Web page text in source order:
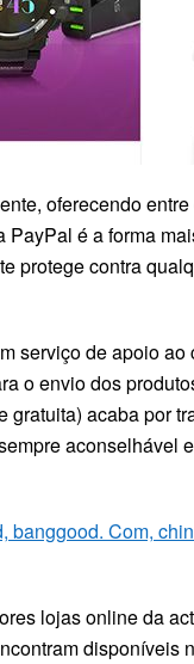
oferecendo
é a forma
protege contra
serviço de apoio ao
o envio dos
gratuita) acaba por
aconselhável
lojas online da
disponíveis